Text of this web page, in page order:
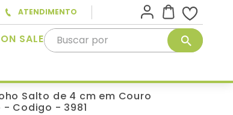
ATENDIMENTO
ON SALEBuscar por
Salto de 4 cm em Couro
Codigo - 3981